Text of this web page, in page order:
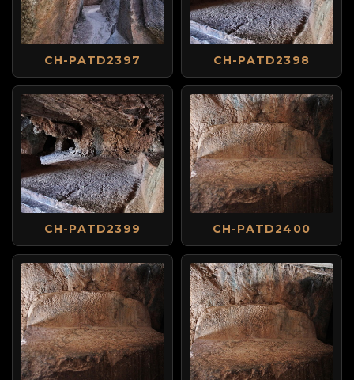
CH-PATD2397 CH-PATD2398
CH-PATD2399 CH-PATD2400